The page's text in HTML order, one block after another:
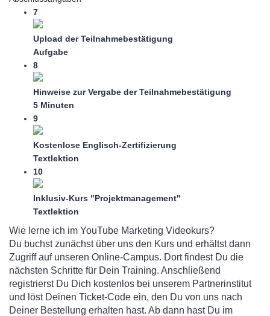
7
Upload der Teilnahmebestätigung
Aufgabe
8
Hinweise zur Vergabe der Teilnahmebestätigung
5 Minuten
9
Kostenlose Englisch-Zertifizierung
Textlektion
10
Inklusiv-Kurs "Projektmanagement"
Textlektion
Wie lerne ich im YouTube Marketing Videokurs?
Du buchst zunächst über uns den Kurs und erhältst dann
Zugriff auf unseren Online-Campus. Dort findest Du die
nächsten Schritte für Dein Training. Anschließend
registrierst Du Dich kostenlos bei unserem Partnerinstitut
und löst Deinen Ticket-Code ein, den Du von uns nach
Deiner Bestellung erhalten hast. Ab dann hast Du im